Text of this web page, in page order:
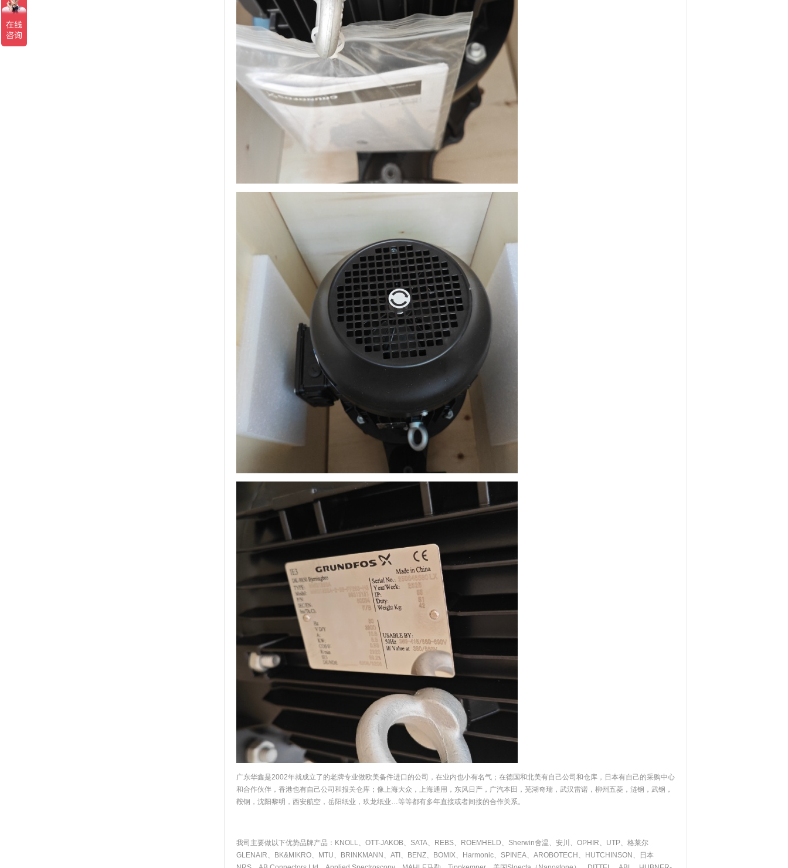
广东华鑫是2002年就成立了的老牌专业做欧美备件进口的公司，在业内也小有名气；在德国和北美有自己公司和仓库，日本有自己的采购中心
和合作伙伴，香港也有自己公司和报关仓库；像上海大众，上海通用，东风日产，广汽本田，芜湖奇瑞，武汉雷诺，柳州五菱，涟钢，武钢，
鞍钢，沈阳黎明，西安航空，岳阳纸业，玖龙纸业…等等都有多年直接或者间接的合作关系。
我司主要做以下优势品牌产品：KNOLL、OTT-JAKOB、SATA、REBS、ROEMHELD、Sherwin舍温、安川、OPHIR、UTP、格莱尔
GLENAIR、BK&MIKRO、MTU、BRINKMANN、ATI、BENZ、BOMIX、Harmonic、SPINEA、AROBOTECH、HUTCHINSON、日本